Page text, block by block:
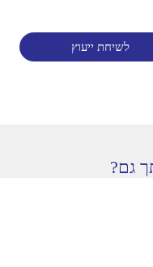
לשיחת ייעוץ
גם?